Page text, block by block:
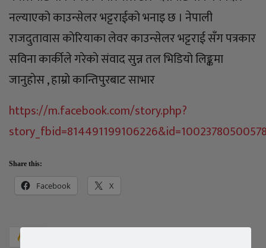
नल्याएको काउन्सेलर भट्टराईको भनाइ छ । नेपाली
राजदुतावास काेरियाका लेवर काउन्सेलर भट्टराई सँग पत्रकार
सविना कार्कीले गरेकाे संवाद सुन्न तल भिडियो लिङ्कमा
जानुहाेस , हाम्रो कान्तिपुरबाट साभार
https://m.facebook.com/story.php?
Share this:
Facebook X